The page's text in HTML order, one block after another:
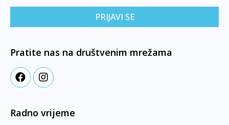
PRIJAVI SE
Pratite nas na društvenim mrežama
Radno vrijeme